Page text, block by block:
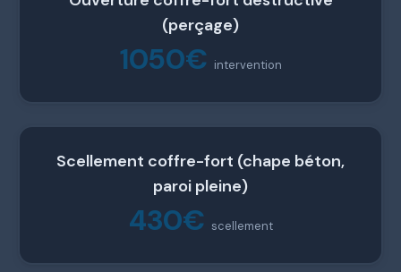
(perçage)
1050€ intervention
Scellement coffre-fort (chape béton,
paroi pleine)
430€ scellement